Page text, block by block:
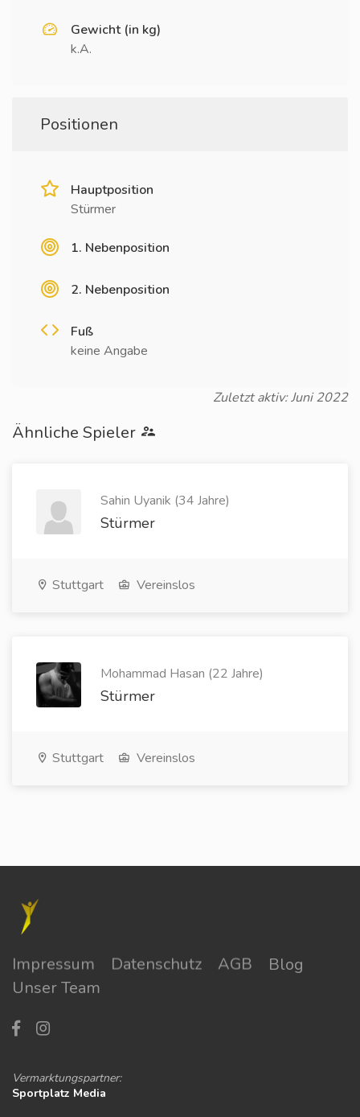
Gewicht (in kg)
k.A.
Positionen
Hauptposition
Stürmer
1. Nebenposition
2. Nebenposition
Fuß
keine Angabe
Zuletzt aktiv: Juni 2022
Ähnliche Spieler
Sahin Uyanik (34 Jahre)
Stürmer
Stuttgart Vereinslos
Mohammad Hasan (22 Jahre)
Stürmer
Stuttgart Vereinslos
Impressum Datenschutz AGB
Blog
Unser Team
Vermarktungspartner:
Sportplatz Media